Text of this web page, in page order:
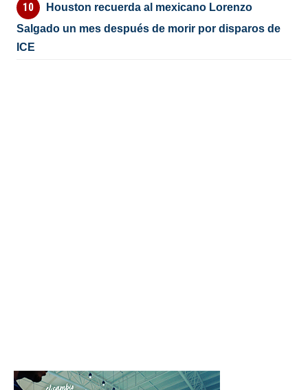
Houston recuerda al mexicano Lorenzo
Salgado un mes después de morir por disparos de
ICE